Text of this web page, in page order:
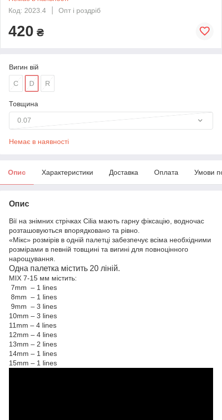
Код: 2023.4
Опт і роздріб
420 ₴
Вигин вій
C D R
Товщина
0.07
Немає в наявності
Опис Характеристики Доставка Оплата Умови
Опис
Вії на знімних стрічках Cilia мають гарну фіксацію, водночас
розташовуються впорядковано та рівно.
«Мікс» розмірів в одній палетці забезпечує всіма необхідними
розмірами в певній товщині та вигині для повноцінного
нарощування.
Одна палетка містить 20 ліній.
MIX 7-15 мм містить:
7mm – 1 lines
8mm – 1 lines
9mm – 3 lines
10mm – 3 lines
11mm – 4 lines
12mm – 4 lines
13mm – 2 lines
14mm – 1 lines
15mm – 1 lines